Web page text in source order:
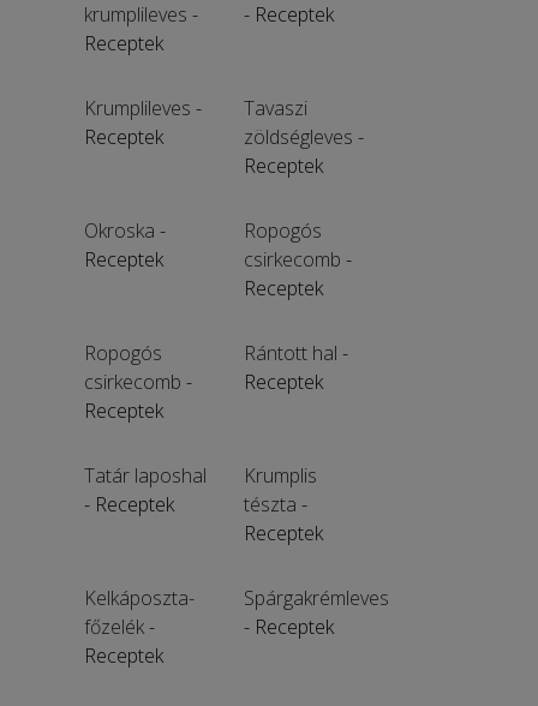
krumplileves -
Receptek
- Receptek
Krumplileves -
Receptek
Tavaszi
zöldségleves -
Receptek
Okroska -
Receptek
Ropogós
csirkecomb -
Receptek
Ropogós
csirkecomb -
Receptek
Rántott hal -
Receptek
Tatár laposhal
- Receptek
Krumplis
tészta -
Receptek
Kelkáposzta-
főzelék-
Receptek
Spárgakrémleves
- Receptek